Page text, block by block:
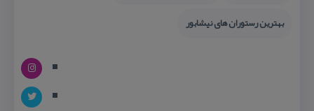
بهترین رستوران های نیشابور